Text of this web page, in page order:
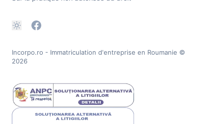
Incorpo.ro - Immatriculation d'entreprise en Roumanie ©
2026